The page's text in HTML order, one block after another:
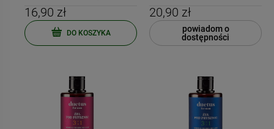
16,90 zł
DO KOSZYKA
20,90 zł
powiadom o
dostępności